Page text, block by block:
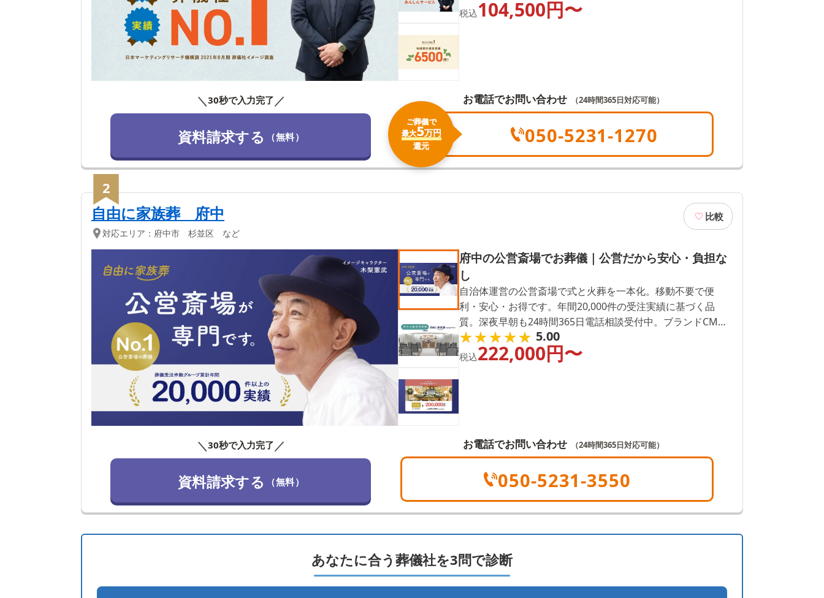
ま葬儀をあげ、何らかの後悔を抱えています。 はじめての方
税込104,500円〜
＼30秒で入力完了 ／
資料請求する （無料）
お電話でお問い合わせ （24時間365日対応可能）
ご葬儀で
最大5万円
還元 050-5231-1270
2
自由に家族葬 府中
対応エリア： 府中市 杉並区 など
比較
府中の公営斎場でお葬儀｜公営だから安心・負担な
し
自治体運営の公営斎場で式と火葬を一本化。移動不要で便
利・安心・お得です。年間20,000件の受注実績に基づく品
質。深夜早朝も24時間365日電話相談受付中。ブランドCM放
映中・事前相談も歓迎。大切なお別れを心を込めて、しっか
りとサポートします。
★★★★★
★★★★★ 5.00
税込222,000円〜
＼ 30秒で入力完了 ／
資料請求する （無料）
お電話でお問い合わせ （24時間365日対応可能）
050-5231-3550
あなたに合う葬儀社を3問で診断